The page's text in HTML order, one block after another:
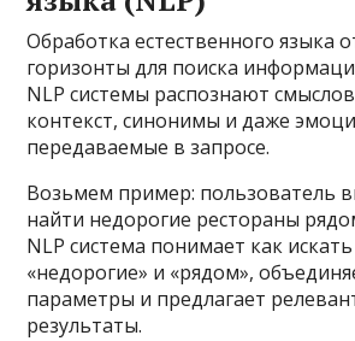
Обработка естественного языка
горизонты для поиска
NLP системы распознают
контекст, синонимы и даже
передаваемые в запросе.
Возьмем пример: пользователь
найти недорогие рестораны
NLP система понимает как
«недорогие» и «рядом»,
параметры и предлагает
результаты.